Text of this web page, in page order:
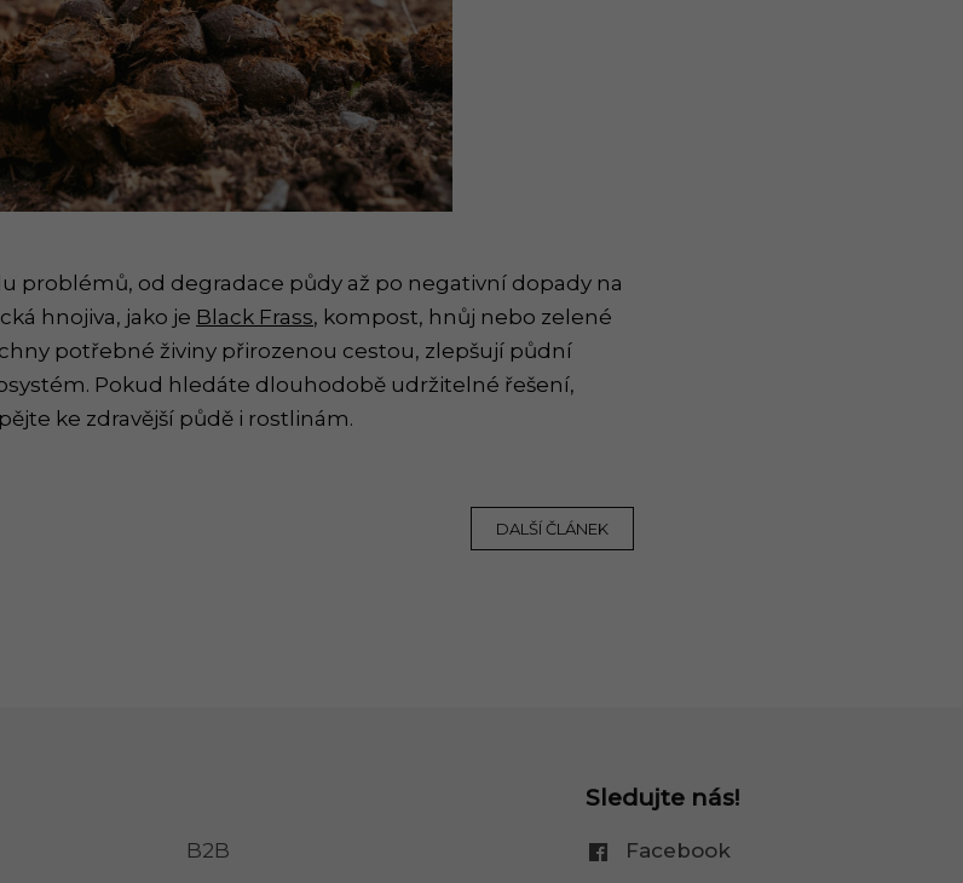
problémů, od degradace půdy až po negativní dopady na
hnojiva, jako je Black Frass, kompost, hnůj nebo zelené
potřebné živiny přirozenou cestou, zlepšují půdní
Pokud hledáte dlouhodobě udržitelné řešení,
ke zdravější půdě i rostlinám.
DALŠÍ ČLÁNEK
B2B
Sledujte nás!
Facebook